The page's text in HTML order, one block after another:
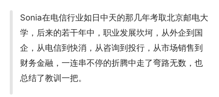
Sonia在电信行业如日中天的那几年考取北京邮电大
学，后来的若干年中，职业发展坎坷，从外企到国
企，从电信到快消，从咨询到投行，从市场销售到
财务金融，一连串不停的折腾中走了弯路无数，也
总结了教训一把。